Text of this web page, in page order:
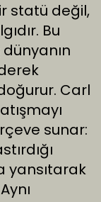
statü değil,
Bu
dünyanın
Carl
sunar:
yansıtarak